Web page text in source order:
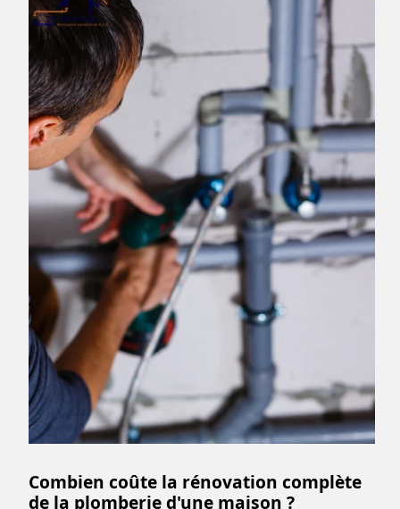
Combien coûte la rénovation complète
de la plomberie d'une maison ?